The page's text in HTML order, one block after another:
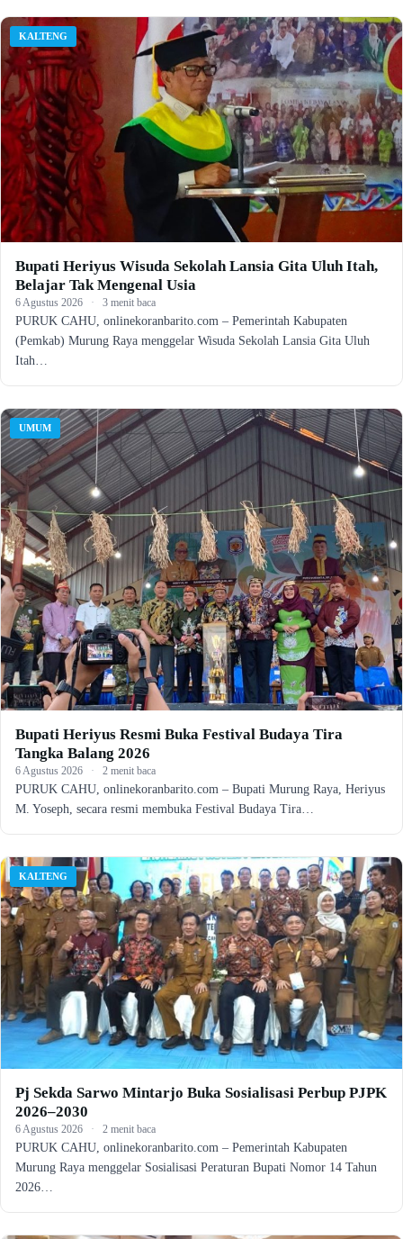
KALTENG
Bupati Heriyus Wisuda Sekolah Lansia Gita Uluh Itah,
Belajar Tak Mengenal Usia
6 Agustus 2026 · 3 menit baca
PURUK CAHU, onlinekoranbarito.com – Pemerintah Kabupaten
(Pemkab) Murung Raya menggelar Wisuda Sekolah Lansia Gita Uluh
Itah…
UMUM
Bupati Heriyus Resmi Buka Festival Budaya Tira
Tangka Balang 2026
6 Agustus 2026 · 2 menit baca
PURUK CAHU, onlinekoranbarito.com – Bupati Murung Raya, Heriyus
M. Yoseph, secara resmi membuka Festival Budaya Tira…
KALTENG
Pj Sekda Sarwo Mintarjo Buka Sosialisasi Perbup PJPK
2026–2030
6 Agustus 2026 · 2 menit baca
PURUK CAHU, onlinekoranbarito.com – Pemerintah Kabupaten
Murung Raya menggelar Sosialisasi Peraturan Bupati Nomor 14 Tahun
2026…